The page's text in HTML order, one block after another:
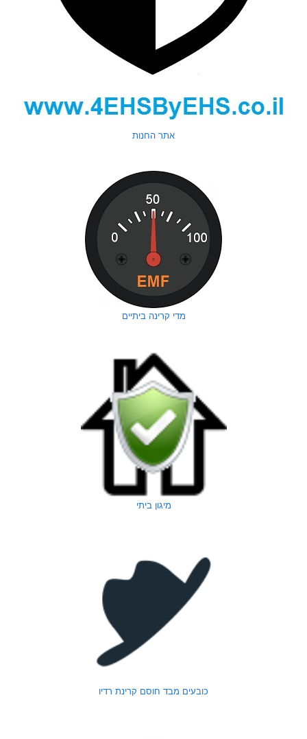
אתר החנות
מדי קרינה ביתיים
כובעים מבד חוסם קרינת רדיו